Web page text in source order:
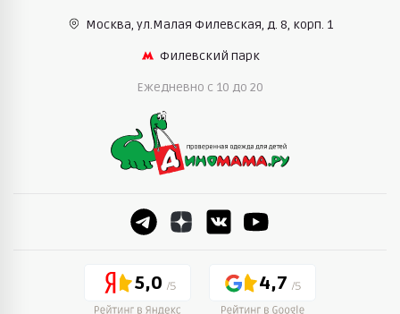
Москва, ул.Малая Филевская, д. 8, корп. 1
Филевский парк
Ежедневно c 10 до 20
5,0 4,7